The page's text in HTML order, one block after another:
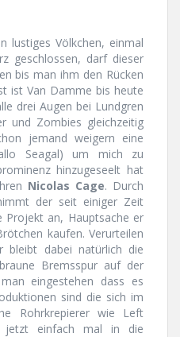
lustiges Völkchen, einmal
geschlossen, darf dieser
bis man ihm den Rücken
ist Van Damme bis heute
drei Augen bei Lundgren
und Zombies gleichzeitig
jemand weigern eine
Seagal) um mich zu
hinzugeseelt hat
Nicolas Cage. Durch
der seit einiger Zeit
Projekt an, Hauptsache er
kaufen. Verurteilen
dabei natürlich die
Bremsspur auf der
eingestehen dass es
sind die sich im
Rohrkrepierer wie Left
jetzt einfach mal in die